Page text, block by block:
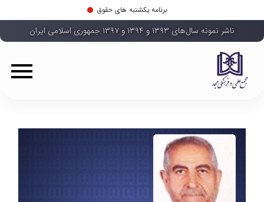
برنامه یکشنبه های حقوق
ناشر نمونه سال‌های ۱۳۹۳ و ۱۳۹۴ و ۱۳۹۷ جمهوری اسلامی ایران